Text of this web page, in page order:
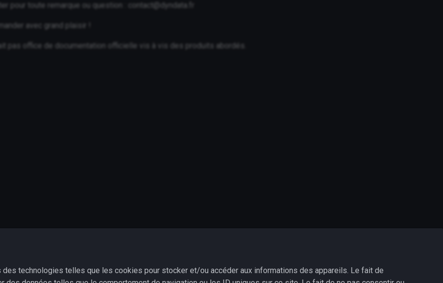
pour toute remarque ou question : contact@dyndata.fr
avec grand plaisir !
pas office de documentation officielle vis à vis des produits abordés.
technologies telles que les cookies pour stocker et/ou accéder aux informations des appareils. Le fait de